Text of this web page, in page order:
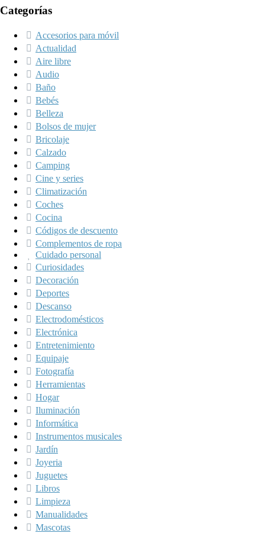
Categorías
Accesorios para móvil
Actualidad
Aire libre
Audio
Baño
Bebés
Belleza
Bolsos de mujer
Bricolaje
Calzado
Camping
Cine y series
Climatización
Coches
Cocina
Códigos de descuento
Complementos de ropa
Cuidado personal
Curiosidades
Decoración
Deportes
Descanso
Electrodomésticos
Electrónica
Entretenimiento
Equipaje
Fotografía
Herramientas
Hogar
Iluminación
Informática
Instrumentos musicales
Jardín
Joyeria
Juguetes
Libros
Limpieza
Manualidades
Mascotas